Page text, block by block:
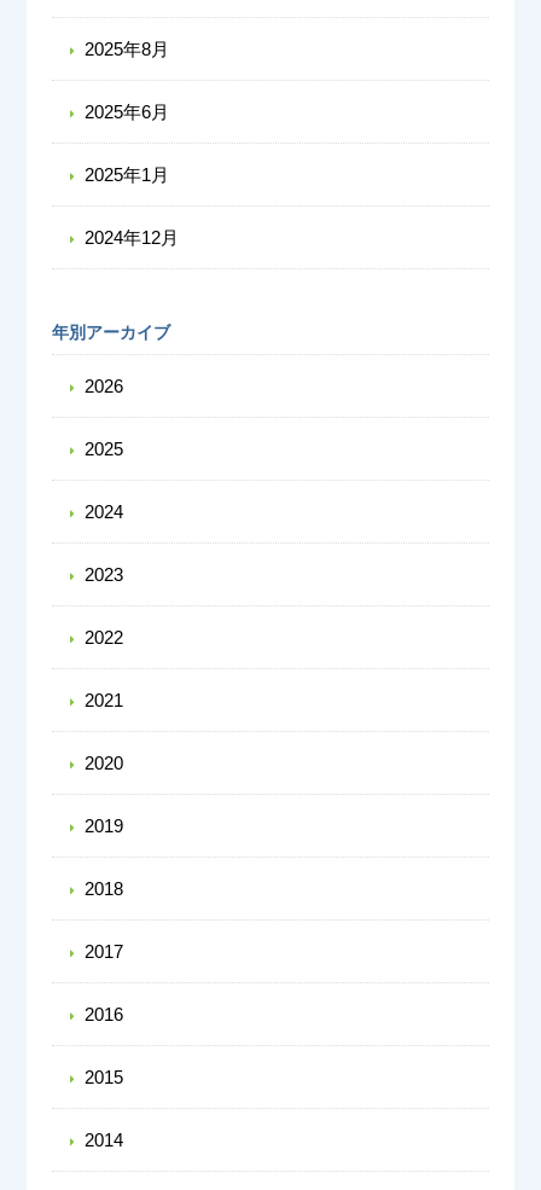
2025年8月
2025年6月
2025年1月
2024年12月
年別アーカイブ
2026
2025
2024
2023
2022
2021
2020
2019
2018
2017
2016
2015
2014